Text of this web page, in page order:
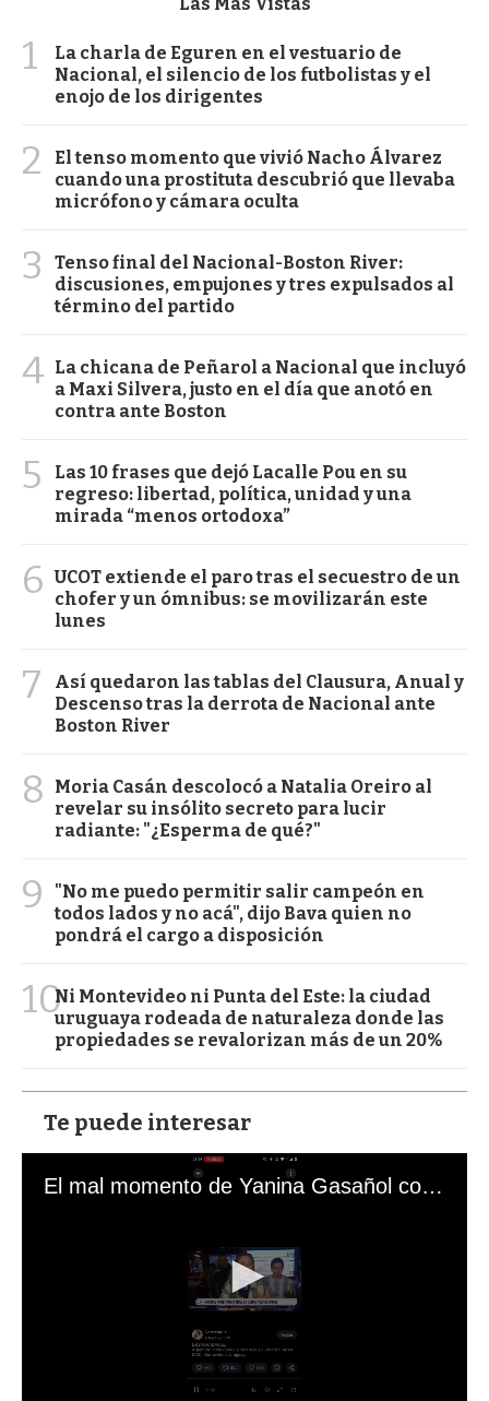
1
La charla de Eguren en el vestuario de
Nacional, el silencio de los futbolistas y el
enojo de los dirigentes
2
El tenso momento que vivió Nacho Álvarez
cuando una prostituta descubrió que llevaba
micrófono y cámara oculta
3
Tenso final del Nacional-Boston River:
discusiones, empujones y tres expulsados al
término del partido
4 La chicana de Peñarol a Nacional que incluyó
a Maxi Silvera, justo en el día que anotó en
contra ante Boston
5
Las 10 frases que dejó Lacalle Pou en su
regreso: libertad, política, unidad y una
mirada “menos ortodoxa”
6 UCOT extiende el paro tras el secuestro de un
chofer y un ómnibus: se movilizarán este
lunes
7
Así quedaron las tablas del Clausura, Anual y
Descenso tras la derrota de Nacional ante
Boston River
8
Moria Casán descolocó a Natalia Oreiro al
revelar su insólito secreto para lucir
radiante: "¿Esperma de qué?"
9
"No me puedo permitir salir campeón en
todos lados y no acá", dijo Bava quien no
pondrá el cargo a disposición
10Ni Montevideo ni Punta del Este: la ciudad
uruguaya rodeada de naturaleza donde las
propiedades se revalorizan más de un 20%
Te puede interesar
El mal momento de Yanina Gasañol con un hincha argentino en "Subrayado"